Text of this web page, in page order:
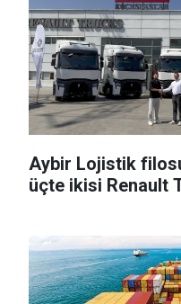
Aybir Lojistik
üçte ikisi Renault